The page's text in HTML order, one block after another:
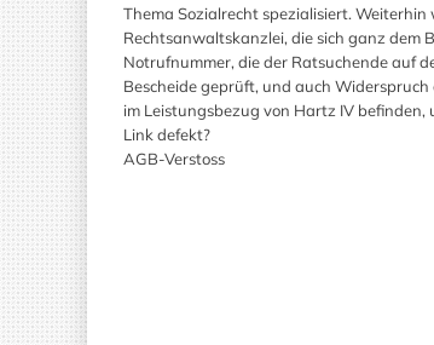
Thema Sozialrecht spezialisiert.
Rechtsanwaltskanzlei, die sich ganz dem
Notrufnummer, die der Ratsuchende auf
Bescheide geprüft, und auch
im Leistungsbezug von Hartz IV
Link defekt?
AGB-Verstoss